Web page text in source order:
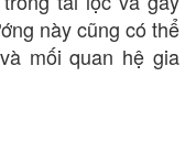
này cũng có thể
mối quan hệ gia